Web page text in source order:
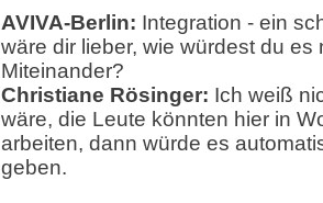
AVIVA-Berlin: Integration - ein
wäre dir lieber, wie würdest du
Miteinander?
Christiane Rösinger: Ich weiß
wäre, die Leute könnten hier in
arbeiten, dann würde es
geben.